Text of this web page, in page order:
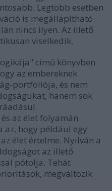
Legtöbb esetben
is megállapítható.
nincs ilyen. Az illető
viselkedik.
című könyvben
az embereknek
portfoliója, és nem
hanem sok
az élet folyamán
az, hogy például egy
élet értelme. Nyilván a
az illető
pótolja. Tehát
megváltozik